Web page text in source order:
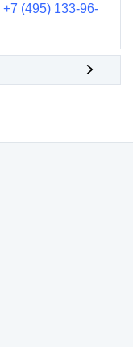
+7 (495) 133-96-